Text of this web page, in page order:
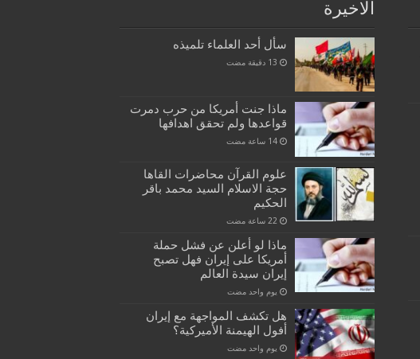
الاخيرة
سأل أحد العلماء تلميذه
ماذا جنت أمريكا من حرب دمرت
قواعدها ولم تحقق اهدافها
علوم القرآن محاضرات القاها
حجة الاسلام السيد محمد باقر
الحكيم
ماذا لو أعلن عن فشل حملة
أمريكا على إيران فهل تصبح
إيران سيدة العالم
‏يوم واحد مضت
هل تكشف المواجهة مع إيران
أفول الهيمنة الأميركية؟
‏يوم واحد مضت